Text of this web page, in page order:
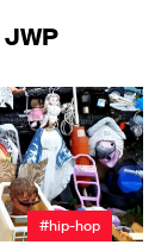
JWP
#hip-hop